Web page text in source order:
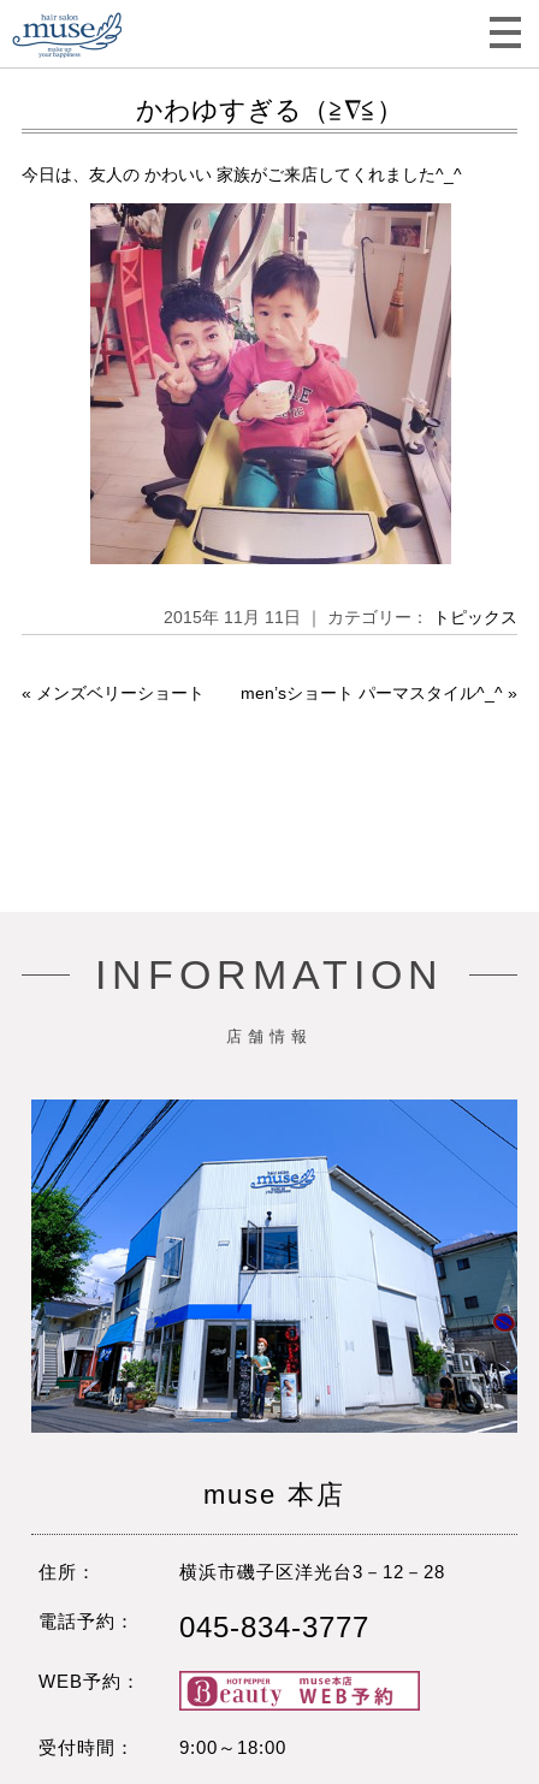
かわゆすぎる（≧∇≦）
今日は、友人の かわいい 家族がご来店してくれました^_^
2015年 11月 11日 ｜ カテゴリー： トピックス
« メンズベリーショート men’sショート パーマスタイル^_^ »
INFORMATION
店舗情報
muse 本店
住所： 横浜市磯子区洋光台3－12－28
電話予約： 045-834-3777
WEB予約：
受付時間： 9:00～18:00